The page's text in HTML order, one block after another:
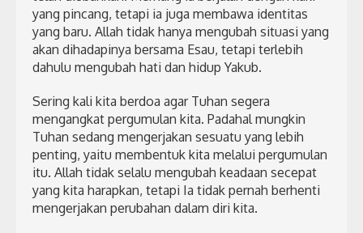
yang pincang, tetapi ia juga membawa identitas
yang baru. Allah tidak hanya mengubah situasi yang
akan dihadapinya bersama Esau, tetapi terlebih
dahulu mengubah hati dan hidup Yakub.
Sering kali kita berdoa agar Tuhan segera
mengangkat pergumulan kita. Padahal mungkin
Tuhan sedang mengerjakan sesuatu yang lebih
penting, yaitu membentuk kita melalui pergumulan
itu. Allah tidak selalu mengubah keadaan secepat
yang kita harapkan, tetapi Ia tidak pernah berhenti
mengerjakan perubahan dalam diri kita.